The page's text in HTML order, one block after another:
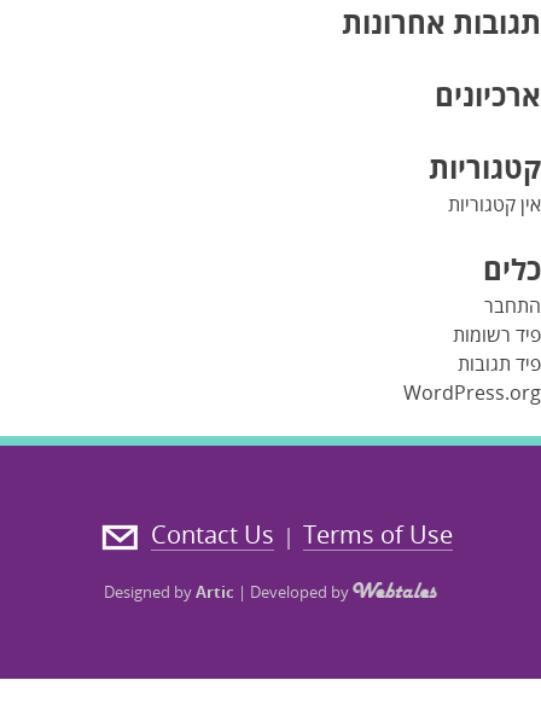
תגובות אחרונות
ארכיונים
קטגוריות
אין קטגוריות
כלים
התחבר
פיד רשומות
פיד תגובות
WordPress.org
Terms of Use
|
Contact Us
Designed byArtic | Developed by